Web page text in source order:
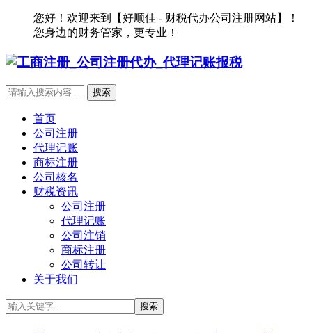
您好！欢迎来到【好顺佳 - 财税代办公司注册网站】！
您身边的财务管家，更专业！
首页
公司注册
代理记账
商标注册
公司核名
财税资讯
公司注册
代理记账
公司注销
商标注册
公司转让
关于我们